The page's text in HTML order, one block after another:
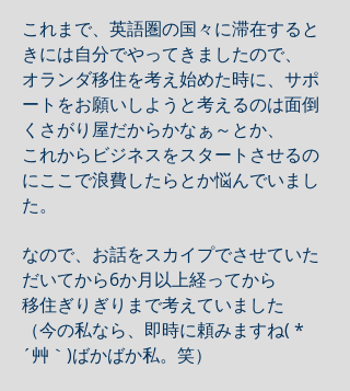
これまで、英語圏の国々に滞在すると
きには自分でやってきましたので、
オランダ移住を考え始めた時に、サポ
ートをお願いしようと考えるのは面倒
くさがり屋だからかなぁ～とか、
これからビジネスをスタートさせるの
にここで浪費したらとか悩んでいまし
た。
なので、お話をスカイプでさせていた
だいてから6か月以上経ってから
移住ぎりぎりまで考えていました
（今の私なら、即時に頼みますね( *
´艸｀)ばかばか私。笑）